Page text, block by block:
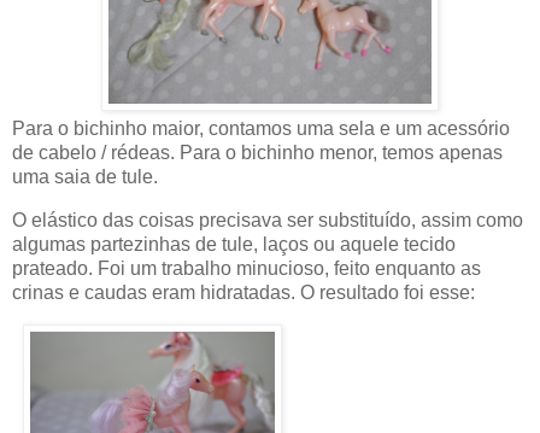
Para o bichinho maior, contamos uma sela e um acessório
de cabelo / rédeas. Para o bichinho menor, temos apenas
uma saia de tule.
O elástico das coisas precisava ser substituído, assim como
algumas partezinhas de tule, laços ou aquele tecido
prateado. Foi um trabalho minucioso, feito enquanto as
crinas e caudas eram hidratadas. O resultado foi esse: